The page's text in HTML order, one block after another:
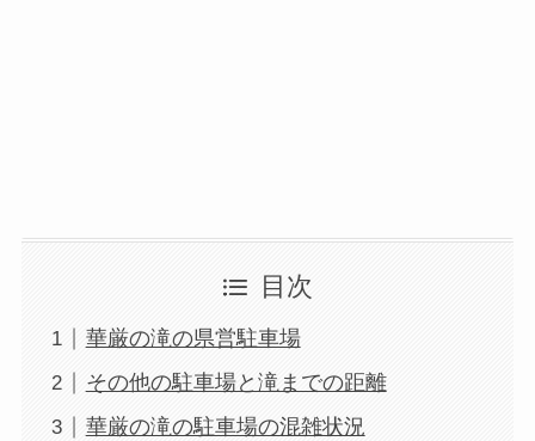
目次
華厳の滝の県営駐車場
その他の駐車場と滝までの距離
華厳の滝の駐車場の混雑状況